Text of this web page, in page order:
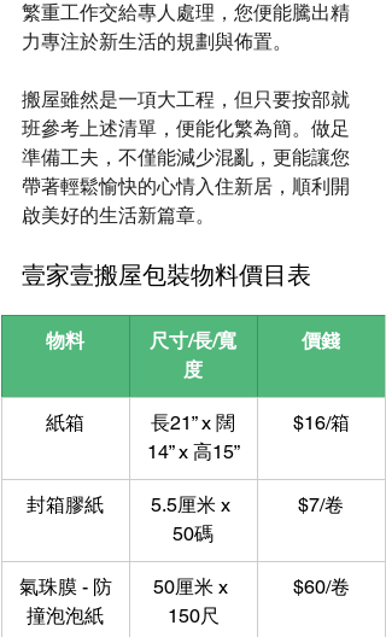
繁重工作交給專人處理，您便能騰出精
力專注於新生活的規劃與佈置。
搬屋雖然是一項大工程，但只要按部就
班參考上述清單，便能化繁為簡。做足
準備工夫，不僅能減少混亂，更能讓您
帶著輕鬆愉快的心情入住新居，順利開
啟美好的生活新篇章。
壹家壹搬屋包裝物料價目表
物料
尺寸/長/寬
度
價錢
紙箱
長21” x 闊
14” x 高15”
$16/箱
封箱膠紙
5.5厘米 x
50碼
$7/卷
氣珠膜 - 防
撞泡泡紙
50厘米 x
150尺
$60/卷